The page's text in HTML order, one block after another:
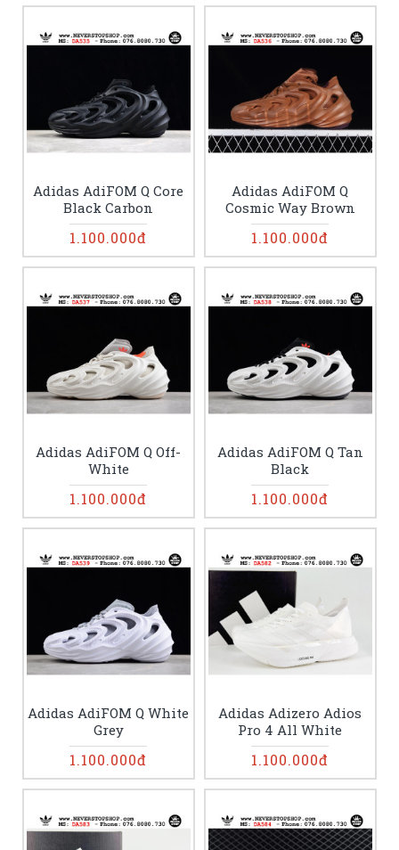
Adidas AdiFOM Q Core
Black Carbon
1.100.000đ
Adidas AdiFOM Q
Cosmic Way Brown
1.100.000đ
Adidas AdiFOM Q Off-
White
1.100.000đ
Adidas AdiFOM Q Tan
Black
1.100.000đ
Adidas AdiFOM Q White
Grey
1.100.000đ
Adidas Adizero Adios
Pro 4 All White
1.100.000đ